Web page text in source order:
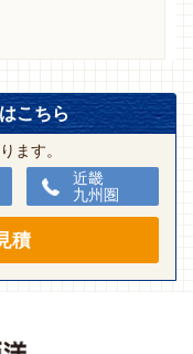
こちら
ます。
近畿
九州圏
積